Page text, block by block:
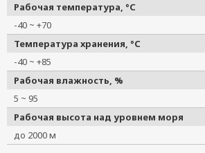
Рабочая температура, °C
-40 ~ +70
Температура хранения, °C
-40 ~ +85
Рабочая влажность, %
5 ~ 95
Рабочая высота над уровнем моря
до 2000 м